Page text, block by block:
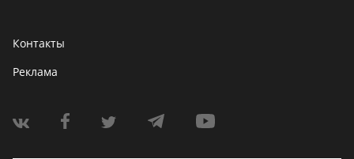
Контакты
Реклама